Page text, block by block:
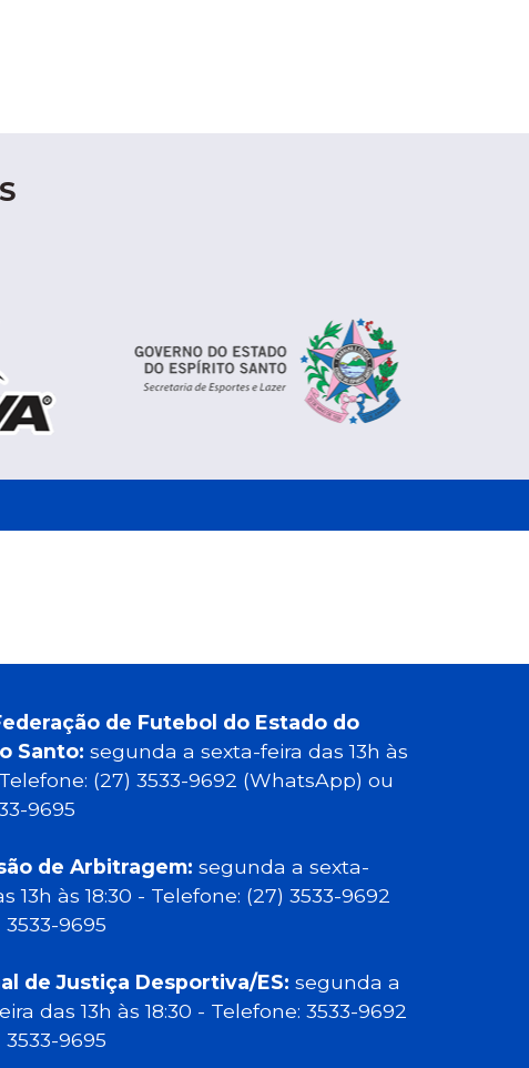
de Futebol do Estado do
Santo: segunda a sexta-feira das 13h às
(27) 3533-9692 (WhatsApp) ou
9695
de Arbitragem: segunda a sexta-
13h às 18:30 - Telefone: (27) 3533-9692
9695
de Justiça Desportiva/ES: segunda a
das 13h às 18:30 - Telefone: 3533-9692
9695